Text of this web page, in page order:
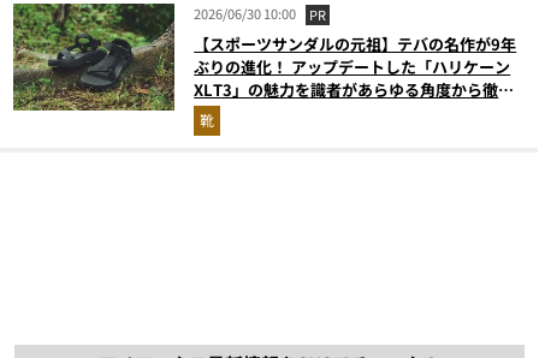
2026/06/30 10:00 PR
【スポーツサンダルの元祖】テバの名作が9年
ぶりの進化！ アップデートした「ハリケーン
XLT3」の魅力を識者があらゆる角度から徹底
解説！
靴